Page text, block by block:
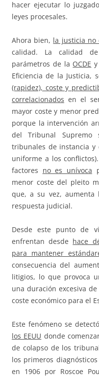
hacer ejecutar lo
leyes procesales.
Ahora bien, la justicia no
calidad. La calidad
parámetros de la OCDE
Eficiencia de la
(rapidez), coste y
correlacionados en el
mayor coste y menor
porque la intervención
del Tribunal
tribunales de instancia y
uniforme a los
factores no es unívoca
menor coste del pleito
que, a su vez,
respuesta judicial.
Desde este punto de
enfrentan desde hace
para mantener
consecuencia del
litigios, lo que provoca
una duración excesiva
coste económico para el
Este fenómeno se
los EEUU donde
de colapso de los
los primeros
en 1906 por Roscoe